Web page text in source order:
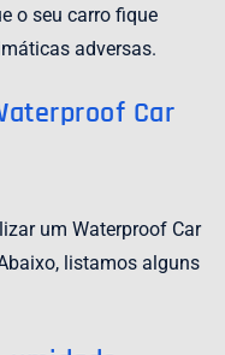
o seu carro fique
adversas.
Car
um Waterproof Car
listamos alguns